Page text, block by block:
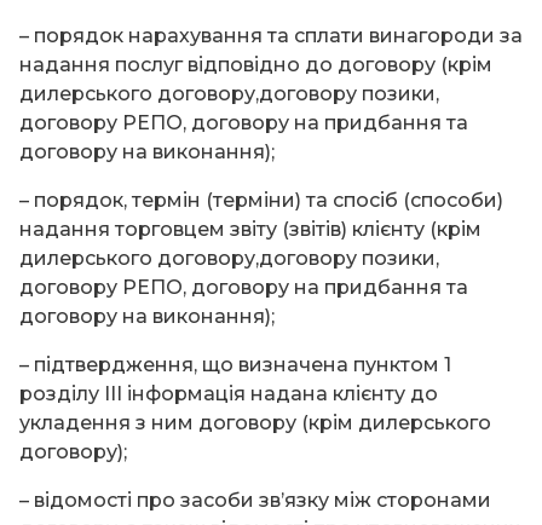
– порядок нарахування та сплати винагороди за
надання послуг відповідно до договору (крім
дилерського договору,договору позики,
договору РЕПО, договору на придбання та
договору на виконання);
– порядок, термін (терміни) та спосіб (способи)
надання торговцем звіту (звітів) клієнту (крім
дилерського договору,договору позики,
договору РЕПО, договору на придбання та
договору на виконання);
– підтвердження, що визначена пунктом 1
розділу ІІІ інформація надана клієнту до
укладення з ним договору (крім дилерського
договору);
– відомості про засоби зв’язку між сторонами